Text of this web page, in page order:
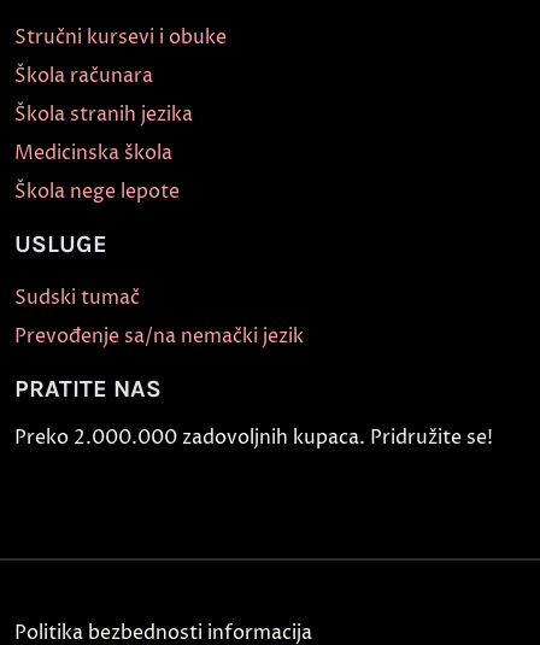
Stručni kursevi i obuke
Škola računara
Škola stranih jezika
Medicinska škola
Škola nege lepote
USLUGE
Sudski tumač
Prevođenje sa/na nemački jezik
PRATITE NAS
Preko 2.000.000 zadovoljnih kupaca. Pridružite se!
Politika bezbednosti informacija